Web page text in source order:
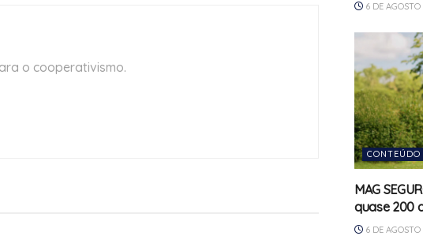
o cooperativismo.
6 DE
MAG
quase 200
6 DE